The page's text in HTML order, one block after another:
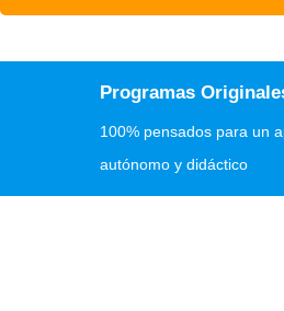
Programas
100% pensados para un
autónomo y didáctico